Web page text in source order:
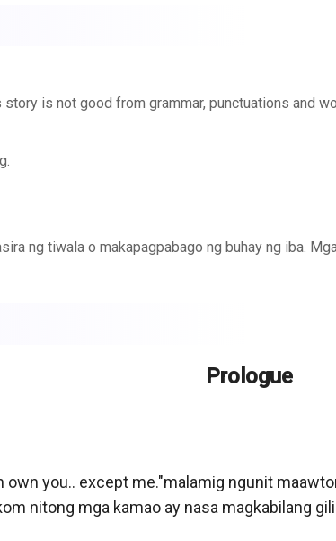
is not good from grammar, punctuations and
ng tiwala o makapagpabago ng buhay ng iba.
Prologue
own you.. except me."malamig ngunit
nitong mga kamao ay nasa magkabilang